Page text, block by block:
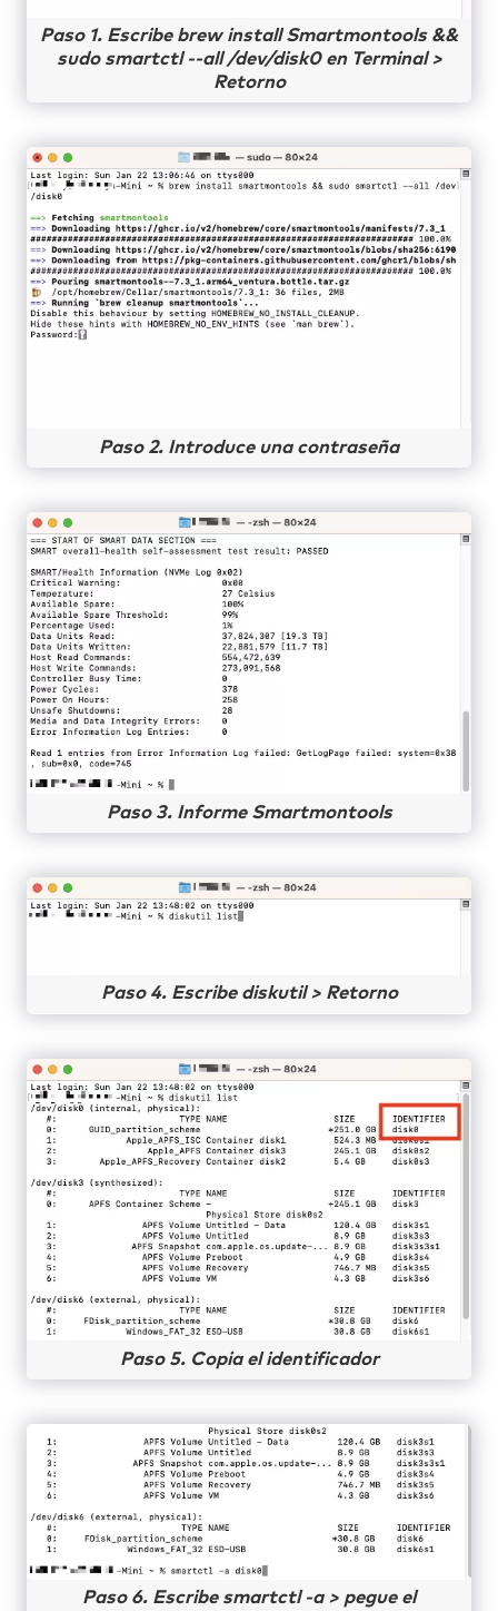
Paso 1. Escribe brew install Smartmontools &&
sudo smartctl --all /dev/disk0 en Terminal >
Retorno
Paso 2. Introduce una contraseña
Paso 3. Informe Smartmontools
Paso 4. Escribe diskutil > Retorno
Paso 5. Copia el identificador
Paso 6. Escribe smartctl -a > pegue el